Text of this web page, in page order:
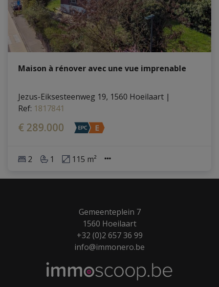
Maison à rénover avec une vue imprenable
Jezus-Eiksesteenweg 19, 1560 Hoeilaart |
Ref: 1817841
€ 289.000
2 1 115 m²
Gemeenteplein 7
1560 Hoeilaart
+32 (0)2 657 36 99
info@immonero.be